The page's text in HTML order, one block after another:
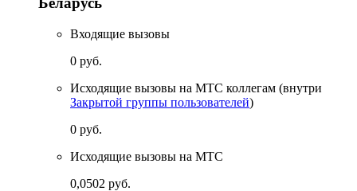
Входящие вызовы
0 руб.
Исходящие вызовы на МТС коллегам (внутри
Закрытой группы пользователей)
0 руб.
Исходящие вызовы на МТС
0,0502 руб.